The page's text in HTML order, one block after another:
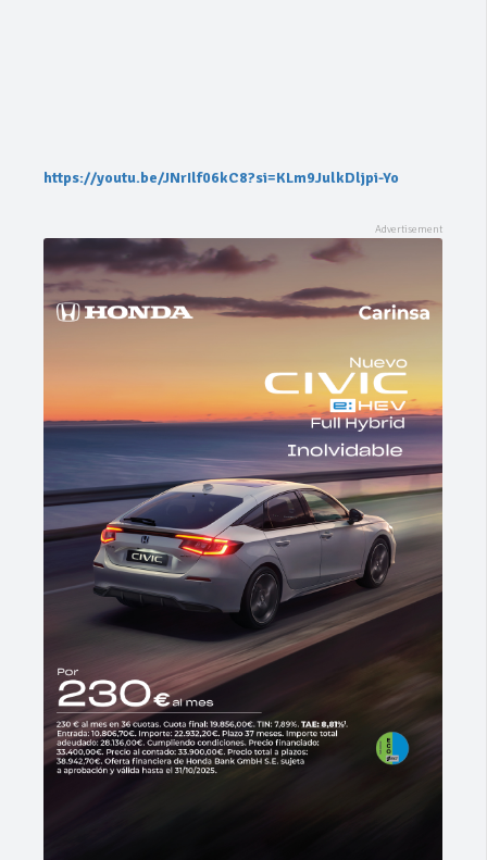
https://youtu.be/JNrIlf06kC8?si=KLm9JulkDljpi-Yo